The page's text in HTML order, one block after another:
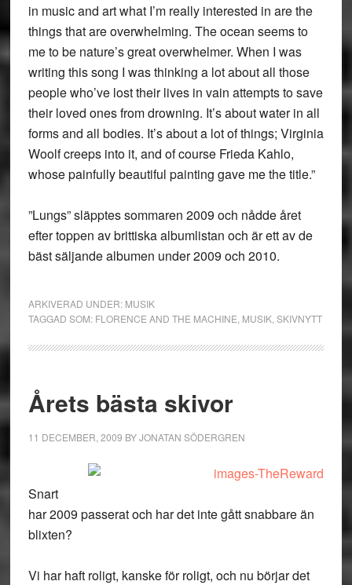
in music and art what I’m really interested in are the
things that are overwhelming. The ocean seems to
me to be nature’s great overwhelmer. When I was
writing this song I was thinking a lot about all those
people who’ve lost their lives in vain attempts to save
their loved ones from drowning. It’s about water in all
forms and all bodies. It’s about a lot of things; Virginia
Woolf creeps into it, and of course Frieda Kahlo,
whose painfully beautiful painting gave me the title.”
”Lungs” släpptes sommaren 2009 och nådde året
efter toppen av brittiska albumlistan och är ett av de
bäst säljande albumen under 2009 och 2010.
ARKIVERAD UNDER: MUSIK
TAGGAD SOM: FLORENCE AND THE MACHINE MUSIK, SKIVNYTT
Årets bästa skivor
11 DECEMBER, 2009 BYJONATAN SÖDERGREN
Snart
har 2009 passerat och har det inte gått snabbare än
blixten?
Vi har haft roligt, kanske för roligt, och nu börjar det